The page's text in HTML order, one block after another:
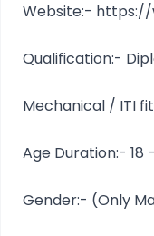
Website:-
Qualification:-
Mechanical / ITI
Age Duration:- 18
Gender:- (Only